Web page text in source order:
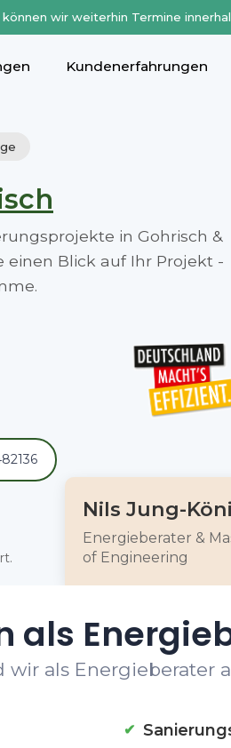
wir weiterhin Termine
Kundenerfahrungen
in Gohrisch &
einen Blick auf Ihr Projekt -
Nils Jung-
Energieberater &
of Engineering
als
als Energieberater